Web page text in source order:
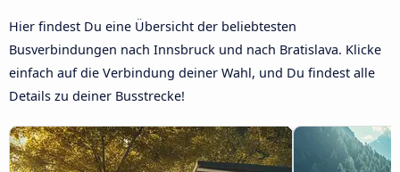
Hier findest Du eine Übersicht der beliebtesten
Busverbindungen nach Innsbruck und nach Bratislava. Klicke
einfach auf die Verbindung deiner Wahl, und Du findest alle
Details zu deiner Busstrecke!